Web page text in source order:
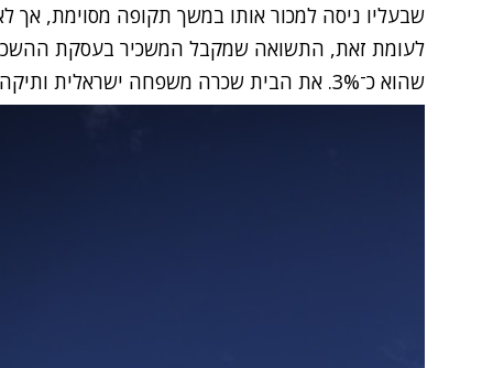
שבעליו ניסה למכור אותו במשך תקופה מסוימת,
לעומת זאת, התשואה שמקבל המשכיר בעסקת
שהוא כ־3%. את הבית שכרה משפחה ישראלית ותיקה מהשכונה.